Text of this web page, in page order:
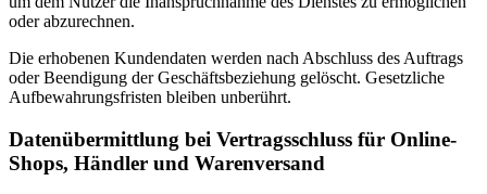
oder abzurechnen.
Die erhobenen Kundendaten werden nach Abschluss des Auftrags
oder Beendigung der Geschäftsbeziehung gelöscht. Gesetzliche
Aufbewahrungsfristen bleiben unberührt.
Datenübermittlung bei Vertragsschluss für Online-
Shops, Händler und Warenversand